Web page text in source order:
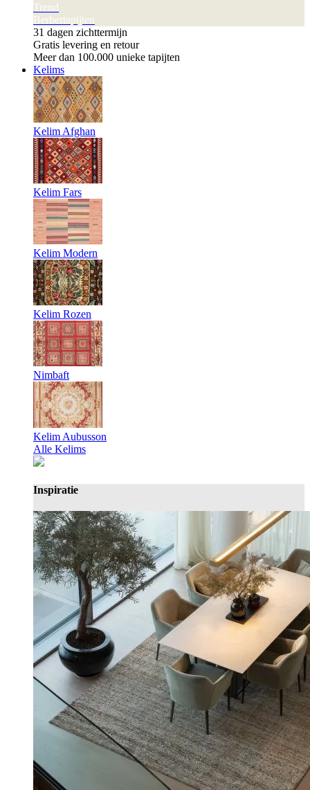
Trend
Berbertapijten
31 dagen zichttermijn
Gratis levering en retour
Meer dan 100.000 unieke tapijten
Kelims
Kelim Afghan
Kelim Fars
Kelim Modern
Kelim Rozen
Nimbaft
Kelim Aubusson
Alle Kelims
Inspiratie